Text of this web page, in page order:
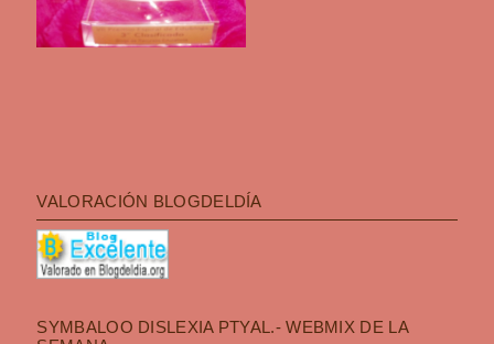
VALORACIÓN BLOGDELDÍA
SYMBALOO DISLEXIA PTYAL.- WEBMIX DE LA